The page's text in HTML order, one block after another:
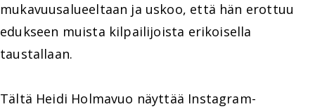
mukavuusalueeltaan ja uskoo, että hän erottuu
edukseen muista kilpailijoista erikoisella
taustallaan.
Tältä Heidi Holmavuo näyttää Instagram-